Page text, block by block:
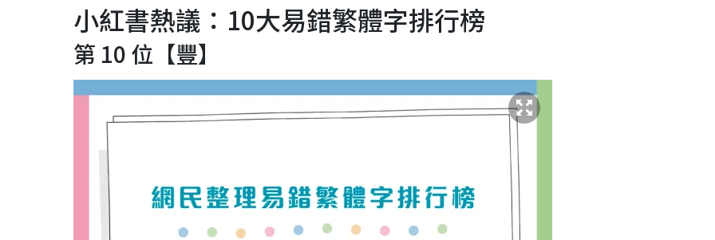
小紅書熱議：10大易錯繁體字排行榜
第 10 位【豐】